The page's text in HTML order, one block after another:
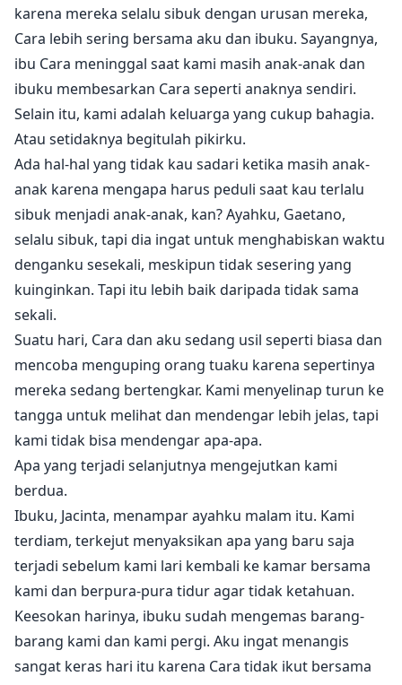
karena mereka selalu sibuk dengan urusan mereka,
Cara lebih sering bersama aku dan ibuku. Sayangnya,
ibu Cara meninggal saat kami masih anak-anak dan
ibuku membesarkan Cara seperti anaknya sendiri.
Selain itu, kami adalah keluarga yang cukup bahagia.
Atau setidaknya begitulah pikirku.
Ada hal-hal yang tidak kau sadari ketika masih anak-
anak karena mengapa harus peduli saat kau terlalu
sibuk menjadi anak-anak, kan? Ayahku, Gaetano,
selalu sibuk, tapi dia ingat untuk menghabiskan waktu
denganku sesekali, meskipun tidak sesering yang
kuinginkan. Tapi itu lebih baik daripada tidak sama
sekali.
Suatu hari, Cara dan aku sedang usil seperti biasa dan
mencoba menguping orang tuaku karena sepertinya
mereka sedang bertengkar. Kami menyelinap turun ke
tangga untuk melihat dan mendengar lebih jelas, tapi
kami tidak bisa mendengar apa-apa.
Apa yang terjadi selanjutnya mengejutkan kami
berdua.
Ibuku, Jacinta, menampar ayahku malam itu. Kami
terdiam, terkejut menyaksikan apa yang baru saja
terjadi sebelum kami lari kembali ke kamar bersama
kami dan berpura-pura tidur agar tidak ketahuan.
Keesokan harinya, ibuku sudah mengemas barang-
barang kami dan kami pergi. Aku ingat menangis
sangat keras hari itu karena Cara tidak ikut bersama